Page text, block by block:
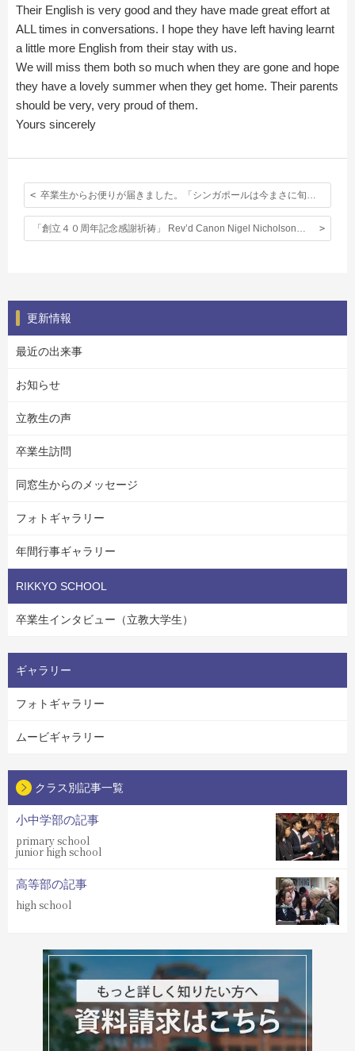
Their English is very good and they have made great effort at
ALL times in conversations. I hope they have left having learnt
a little more English from their stay with us.
We will miss them both so much when they are gone and hope
they have a lovely summer when they get home. Their parents
should be very, very proud of them.
Yours sincerely
更新情報
最近の出来事
お知らせ
立教生の声
卒業生訪問
同窓生からのメッセージ
フォトギャラリー
年間行事ギャラリー
RIKKYO SCHOOL
卒業生インタビュー（立教大学生）
ギャラリー
フォトギャラリー
ムービギャラリー
クラス別記事一覧
小中学部の記事
primary school
junior high school
高等部の記事
high school